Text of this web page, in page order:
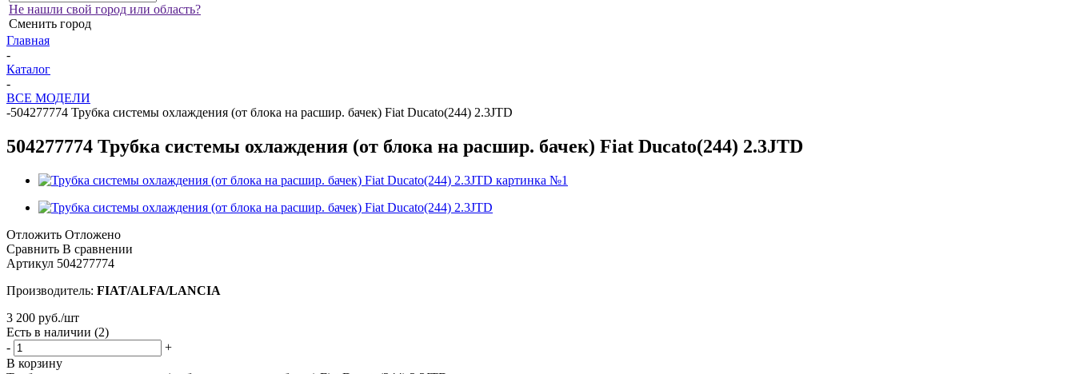
Не нашли свой город или область?
Сменить город
Главная
-
Каталог
-
ВСЕ МОДЕЛИ
-504277774 Трубка системы охлаждения (от блока на расшир. бачек) Fiat Ducato(244) 2.3JTD
504277774 Трубка системы охлаждения (от блока на расшир. бачек) Fiat Ducato(244) 2.3JTD
Отложить Отложено
Сравнить В сравнении
Артикул 504277774
Производитель: FIAT/ALFA/LANCIA
3 200 руб./шт
Есть в наличии (2)
-
+
В корзину